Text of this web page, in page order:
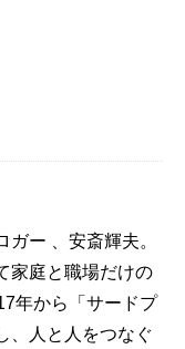
ガー 、安斎輝夫。
家庭と職場だけの
年から「サードプ
、人と人をつなぐ